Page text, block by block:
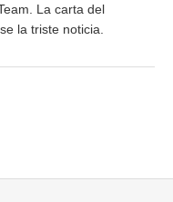
La carta del
la triste noticia.